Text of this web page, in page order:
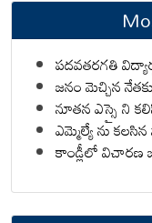
పదవతరగతి
జనం మెచ్చిన
నూతన ఎస్సై ని
ఎమ్మెల్యే ను
కాండ్లీలో విచారణ